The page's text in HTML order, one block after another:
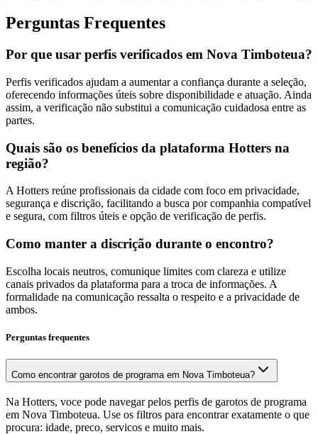
Perguntas Frequentes
Por que usar perfis verificados em Nova Timboteua?
Perfis verificados ajudam a aumentar a confiança durante a seleção,
oferecendo informações úteis sobre disponibilidade e atuação. Ainda
assim, a verificação não substitui a comunicação cuidadosa entre as
partes.
Quais são os benefícios da plataforma Hotters na
região?
A Hotters reúne profissionais da cidade com foco em privacidade,
segurança e discrição, facilitando a busca por companhia compatível
e segura, com filtros úteis e opção de verificação de perfis.
Como manter a discrição durante o encontro?
Escolha locais neutros, comunique limites com clareza e utilize
canais privados da plataforma para a troca de informações. A
formalidade na comunicação ressalta o respeito e a privacidade de
ambos.
Perguntas frequentes
Como encontrar garotos de programa em Nova Timboteua?
Na Hotters, voce pode navegar pelos perfis de garotos de programa
em Nova Timboteua. Use os filtros para encontrar exatamente o que
procura: idade, preco, servicos e muito mais.